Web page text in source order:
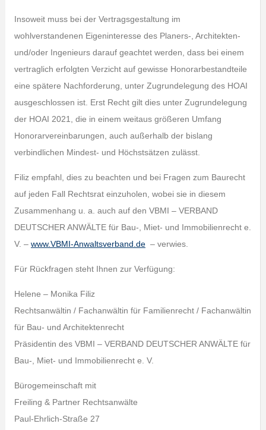
Insoweit muss bei der Vertragsgestaltung im
wohlverstandenen Eigeninteresse des Planers-, Architekten-
und/oder Ingenieurs darauf geachtet werden, dass bei einem
vertraglich erfolgten Verzicht auf gewisse Honorarbestandteile
eine spätere Nachforderung, unter Zugrundelegung des HOAI
ausgeschlossen ist. Erst Recht gilt dies unter Zugrundelegung
der HOAI 2021, die in einem weitaus größeren Umfang
Honorarvereinbarungen, auch außerhalb der bislang
verbindlichen Mindest- und Höchstsätzen zulässt.
Filiz empfahl, dies zu beachten und bei Fragen zum Baurecht
auf jeden Fall Rechtsrat einzuholen, wobei sie in diesem
Zusammenhang u. a. auch auf den VBMI – VERBAND
DEUTSCHER ANWÄLTE für Bau-, Miet- und Immobilienrecht e.
V. – www.VBMI-Anwaltsverband.de– verwies.
Für Rückfragen steht Ihnen zur Verfügung:
Helene – Monika Filiz
Rechtsanwältin / Fachanwältin für Familienrecht / Fachanwältin
für Bau- und Architektenrecht
Präsidentin des VBMI – VERBAND DEUTSCHER ANWÄLTE für
Bau-, Miet- und Immobilienrecht e. V.
Bürogemeinschaft mit
Freiling & Partner Rechtsanwälte
Paul-Ehrlich-Straße 27